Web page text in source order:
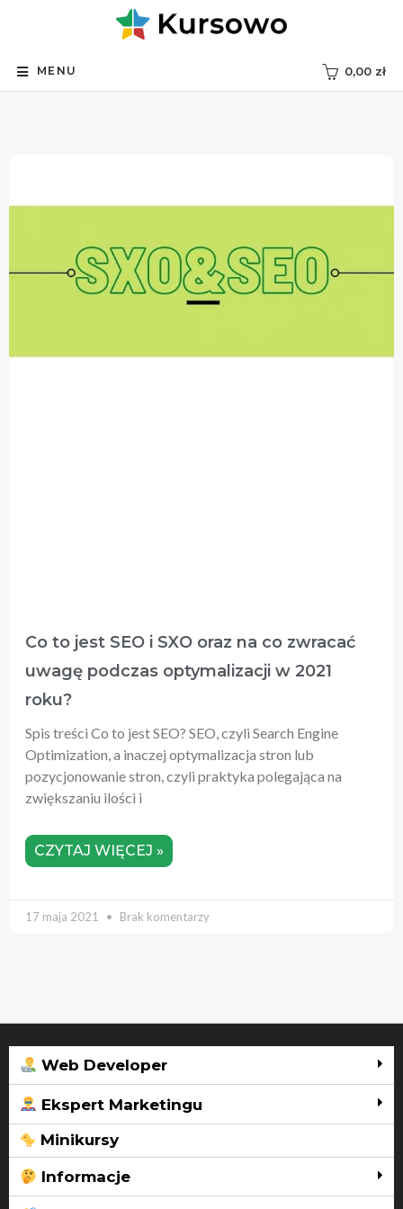
MENU 0,00 zł
Co to jest SEO i SXO oraz na co zwracać
uwagę podczas optymalizacji w 2021
roku?
Spis treści Co to jest SEO? SEO, czyli Search Engine
Optimization, a inaczej optymalizacja stron lub
pozycjonowanie stron, czyli praktyka polegająca na
zwiększaniu ilości i
CZYTAJ WIĘCEJ »
17 maja 2021 Brak komentarzy
Web Developer
Ekspert Marketingu
Minikursy
Informacje